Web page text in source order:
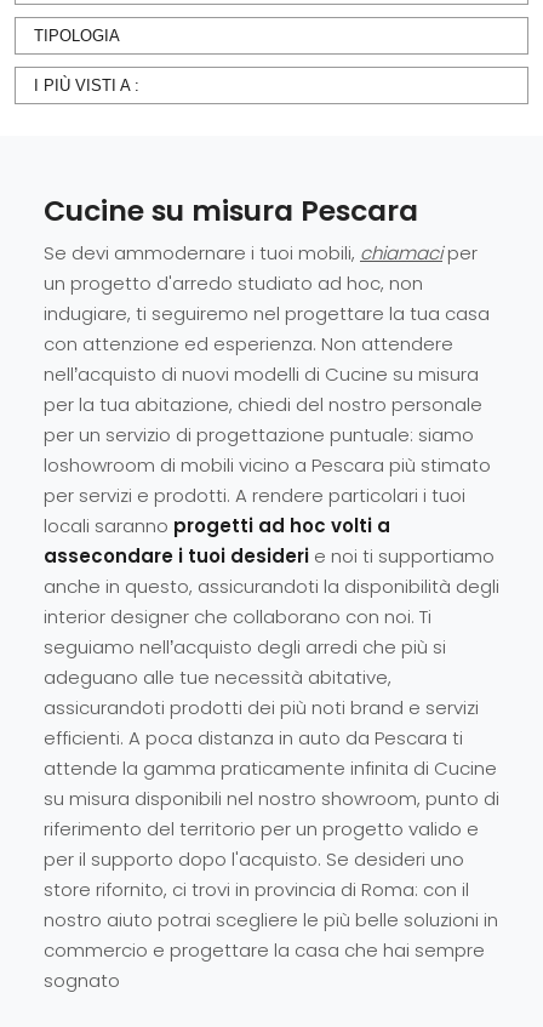
TIPOLOGIA
I PIÙ VISTI A :
Cucine su misura Pescara
Se devi ammodernare i tuoi mobili, chiamaciper
un progetto d'arredo studiato ad hoc, non
indugiare, ti seguiremo nel progettare la tua casa
con attenzione ed esperienza. Non attendere
nell’acquisto di nuovi modelli di Cucine su misura
per la tua abitazione, chiedi del nostro personale
per un servizio di progettazione puntuale: siamo
loshowroom di mobili vicino a Pescara più stimato
per servizi e prodotti. A rendere particolari i tuoi
locali saranno progetti ad hoc volti a
assecondare i tuoi desideri e noi ti supportiamo
anche in questo, assicurandoti la disponibilità degli
interior designer che collaborano con noi. Ti
seguiamo nell’acquisto degli arredi che più si
adeguano alle tue necessità abitative,
assicurandoti prodotti dei più noti brand e servizi
efficienti. A poca distanza in auto da Pescara ti
attende la gamma praticamente infinita di Cucine
su misura disponibili nel nostro showroom, punto di
riferimento del territorio per un progetto valido e
per il supporto dopo l'acquisto. Se desideri uno
store rifornito, ci trovi in provincia di Roma: con il
nostro aiuto potrai scegliere le più belle soluzioni in
commercio e progettare la casa che hai sempre
sognato